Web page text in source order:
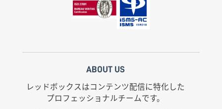
ABOUT US
レッドボックスはコンテンツ配信に特化した
プロフェッショナルチームです。